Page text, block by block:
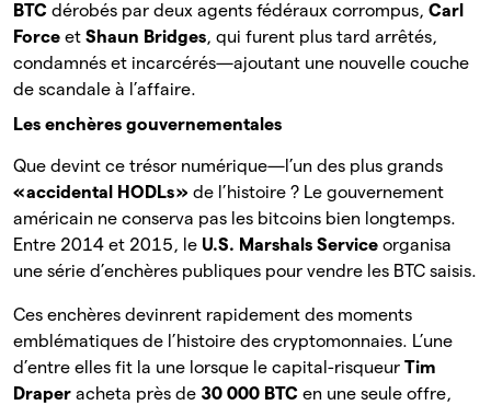
BTC dérobés par deux agents fédéraux corrompus, Carl
Force et Shaun Bridges, qui furent plus tard arrêtés,
condamnés et incarcérés—ajoutant une nouvelle couche
de scandale à l’affaire.
Les enchères gouvernementales
Que devint ce trésor numérique—l’un des plus grands
« accidental HODLs » de l’histoire ? Le gouvernement
américain ne conserva pas les bitcoins bien longtemps.
Entre 2014 et 2015, le U.S. Marshals Service organisa
une série d’enchères publiques pour vendre les BTC saisis.
Ces enchères devinrent rapidement des moments
emblématiques de l’histoire des cryptomonnaies. L’une
d’entre elles fit la une lorsque le capital-risqueur Tim
Draper acheta près de 30 000 BTC en une seule offre,